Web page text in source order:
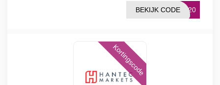
NK20
BEKIJK CODE
Kortingscode